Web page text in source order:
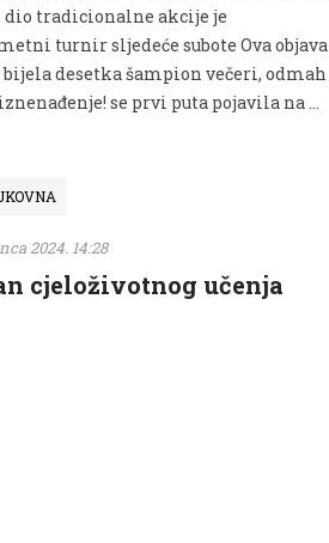
dio tradicionalne akcije je
turnir sljedeće subote Ova objava
desetka šampion večeri, odmah
se prvi puta pojavila na …
2024. 14:28
cjeloživotnog učenja